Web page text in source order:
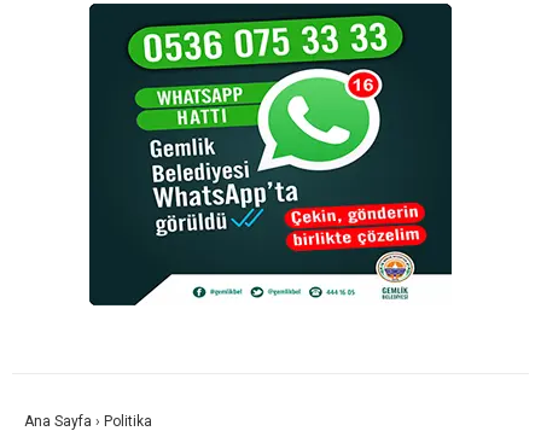
Ana Sayfa › Politika